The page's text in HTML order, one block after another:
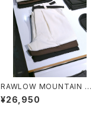
RAWLOW MOUNTAIN WO
RKS / HIKER BAKER PANT
S
¥26,950